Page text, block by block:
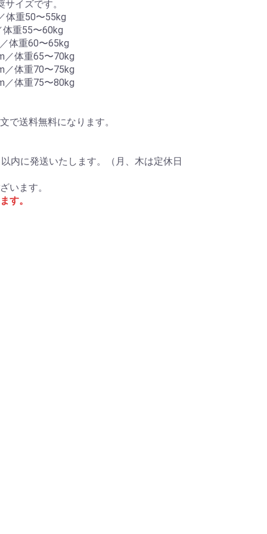
イズです。
体重50〜55kg
重55〜60kg
体重60〜65kg
／体重65〜70kg
／体重70〜75kg
／体重75〜80kg
で送料無料になります。
内に発送いたします。（月、木は定休日
います。
す。